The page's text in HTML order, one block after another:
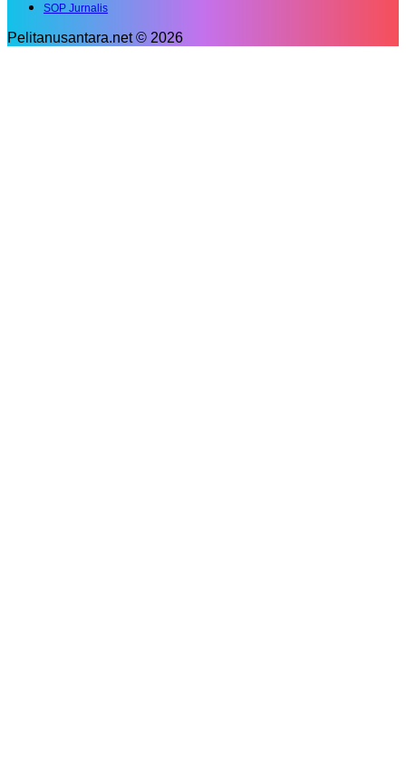
SOP Jurnalis
Pelitanusantara.net © 2026